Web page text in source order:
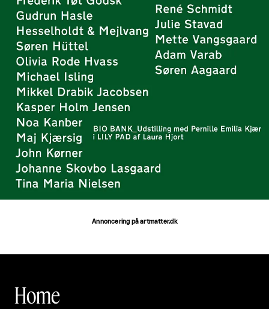
Annoncering på artmatter.dk
Home